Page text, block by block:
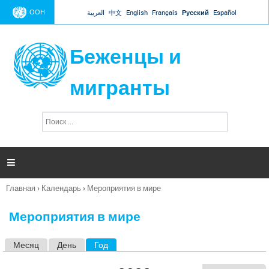
Jump to navigation
ООН العربية 中文 English Français Русский Español
Беженцы и
мигранты
п
и

Вы
Главная › Календарь › Мероприятия в мире
Мероприятия в мире
Месяц День Год